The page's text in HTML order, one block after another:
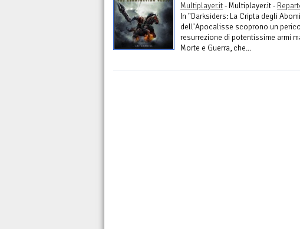
Multiplayer.it- Multiplayer.it -
In "Darksiders: La Cripta degli
dell'Apocalisse scoprono un
resurrezione di potentissime armi
Morte e Guerra, che...